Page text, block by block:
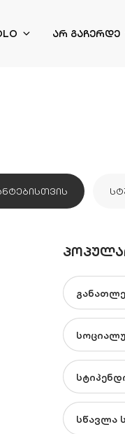
ᲐᲠ ᲒᲐᲩᲔᲠᲓᲔ
სწავლა